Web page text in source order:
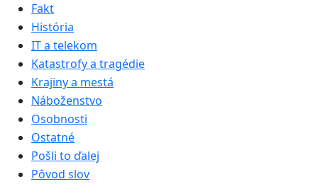
Fakt
História
IT a telekom
Katastrofy a tragédie
Krajiny a mestá
Náboženstvo
Osobnosti
Ostatné
Pošli to ďalej
Pôvod slov